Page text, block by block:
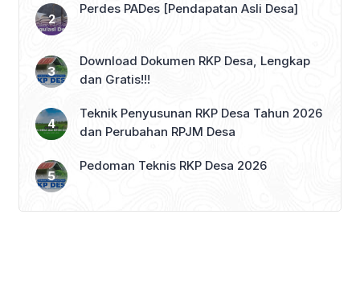
Perdes PADes [Pendapatan Asli Desa]
Download Dokumen RKP Desa, Lengkap
dan Gratis!!!
Teknik Penyusunan RKP Desa Tahun 2026
dan Perubahan RPJM Desa
Pedoman Teknis RKP Desa 2026